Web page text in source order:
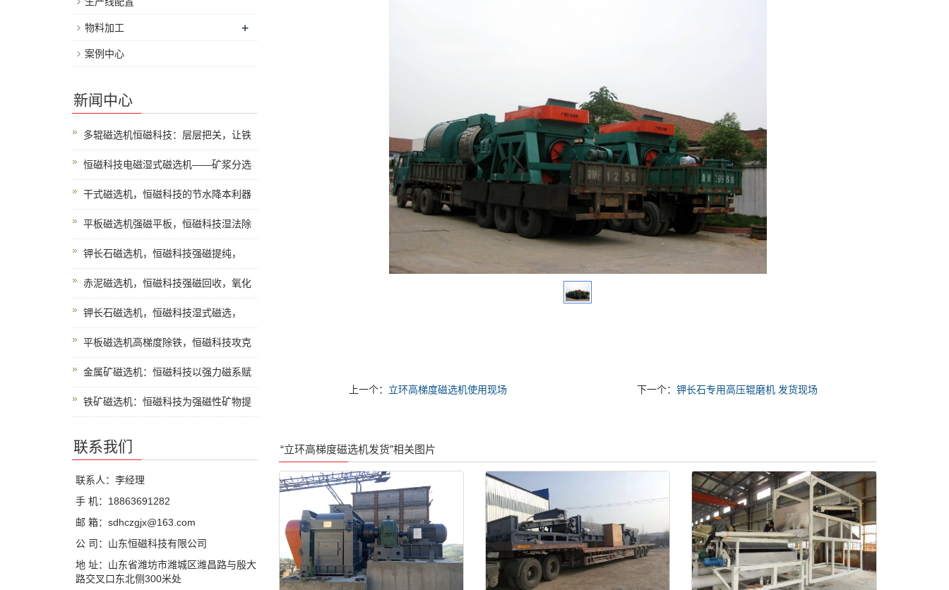
上一个： 立环高梯度磁选机使用现场 下一个：钾长石专用高压辊磨机 发货现场
“立环高梯度磁选机发货”相关图片
物料加工 +
案例中心
新闻中心
多辊磁选机恒磁科技：层层把关，让铁
恒磁科技电磁湿式磁选机——矿浆分选
干式磁选机，恒磁科技的节水降本利器
平板磁选机强磁平板，恒磁科技湿法除
钾长石磁选机，恒磁科技强磁提纯，
赤泥磁选机，恒磁科技强磁回收，氧化
钾长石磁选机，恒磁科技湿式磁选，
平板磁选机高梯度除铁，恒磁科技攻克
金属矿磁选机：恒磁科技以强力磁系赋
铁矿磁选机：恒磁科技为强磁性矿物提
联系我们
联系人：李经理
手 机：18863691282
邮 箱：sdhczgjx@163.com
公 司：山东恒磁科技有限公司
地 址：山东省潍坊市潍城区潍昌路与殷大
路交叉口东北侧300米处